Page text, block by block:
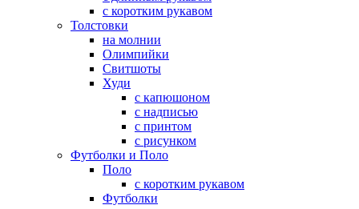
с коротким рукавом
Толстовки
на молнии
Олимпийки
Свитшоты
Худи
с капюшоном
с надписью
с принтом
с рисунком
Футболки и Поло
Поло
с коротким рукавом
Футболки